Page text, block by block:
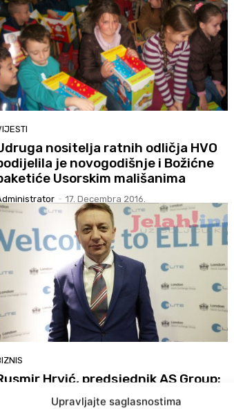
Upravljajte saglasnostima
nositelja ratnih odličja HVO
je novogodišnje i Božićne
Usorskim mališanima
- 17. Decembra 2016.
Hrvić, predsjednik AS Group:
BiH može postati druga Švicarska